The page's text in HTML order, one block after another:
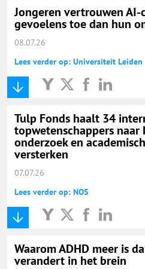
Jongeren vertrouwen
gevoelens toe dan hun
08.07.26
Lees verder op: Universiteit Leiden
Tulp Fonds haalt 34
topwetenschappers naar
onderzoek en
versterken
07.07.26
Lees verder op: NOS
Waarom ADHD meer is
verandert in het brein